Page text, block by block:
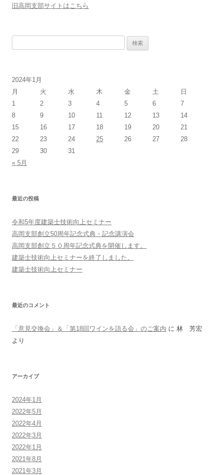
旧高岡支部サイトはこちら
2024年1月
月
火 水 木 金 土
日
1
2 3 4 5 6
7
8
9 10 11 12 13
14
15
16 17 18 19 20
21
22
23 24 25 26 27
28
29
30
31
« 5月
最近の投稿
令和5年度建築士技術向上セミナー
高岡支部創立50周年記念式典・記念講演会
高岡支部創立５０周年記念式典を開催します。
建築士技術向上セミナーを終了しました。
建築士技術向上セミナー
最近のコメント
「意見交換会」＆「第18回ワインを語る会」のご案内 に 林 芳宏
より
アーカイブ
2024年1月
2022年5月
2022年4月
2022年3月
2022年1月
2021年8月
2021年3月